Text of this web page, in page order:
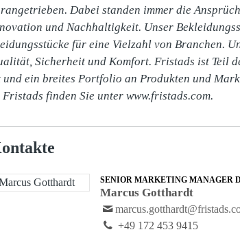
Dabei standen immer die
und Nachhaltigkeit. Unser
für eine Vielzahl von Branchen.
Sicherheit und Komfort. Fristads ist Teil
und ein breites Portfolio an Produkten und
Fristads finden Sie unter www.fristads.com.
SENIOR MARKETING MANAGER
Marcus Gotthardt
+49 172 453 9415